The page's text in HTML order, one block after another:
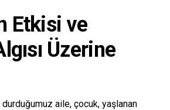
Etkisi ve
Üzerine
aile, çocuk, yaşlanan